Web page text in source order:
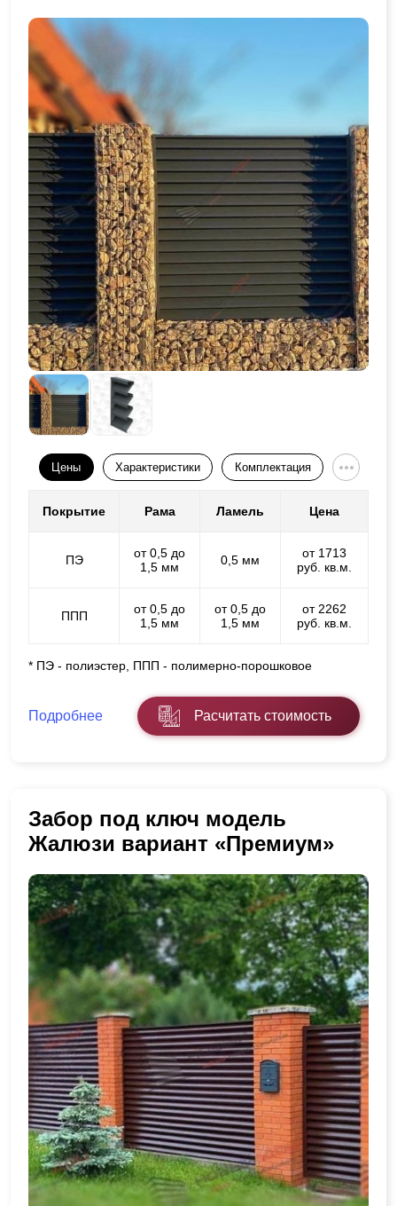
Цены Характеристики Комплектация
Покрытие Рама Ламель Цена
ПЭ
от 0,5 до
1,5 мм
0,5 мм
от 1713
руб. кв.м.
ППП
от 0,5 до
1,5 мм
от 0,5 до
1,5 мм
от 2262
руб. кв.м.
* ПЭ - полиэстер, ППП - полимерно-порошковое
Подробнее Расчитать стоимость
Забор под ключ модель
Жалюзи вариант «Премиум»